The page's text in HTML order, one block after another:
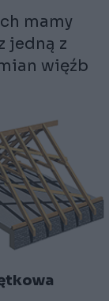
mamy
jedną z
więźb